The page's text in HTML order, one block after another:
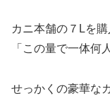
カニ本舗の７Lを
「この量で一体何
せっかくの豪華な